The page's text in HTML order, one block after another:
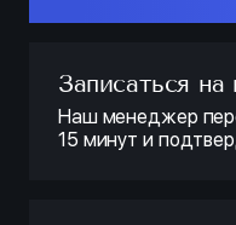
Записаться на
Наш менеджер
15 минут и